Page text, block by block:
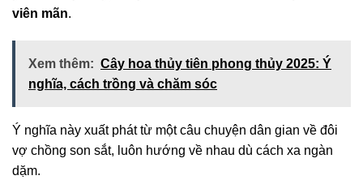
viên mãn.
Xem thêm: Cây hoa thủy tiên phong thủy 2025: Ý
nghĩa, cách trồng và chăm sóc
Ý nghĩa này xuất phát từ một câu chuyện dân gian về đôi
vợ chồng son sắt, luôn hướng về nhau dù cách xa ngàn
dặm.